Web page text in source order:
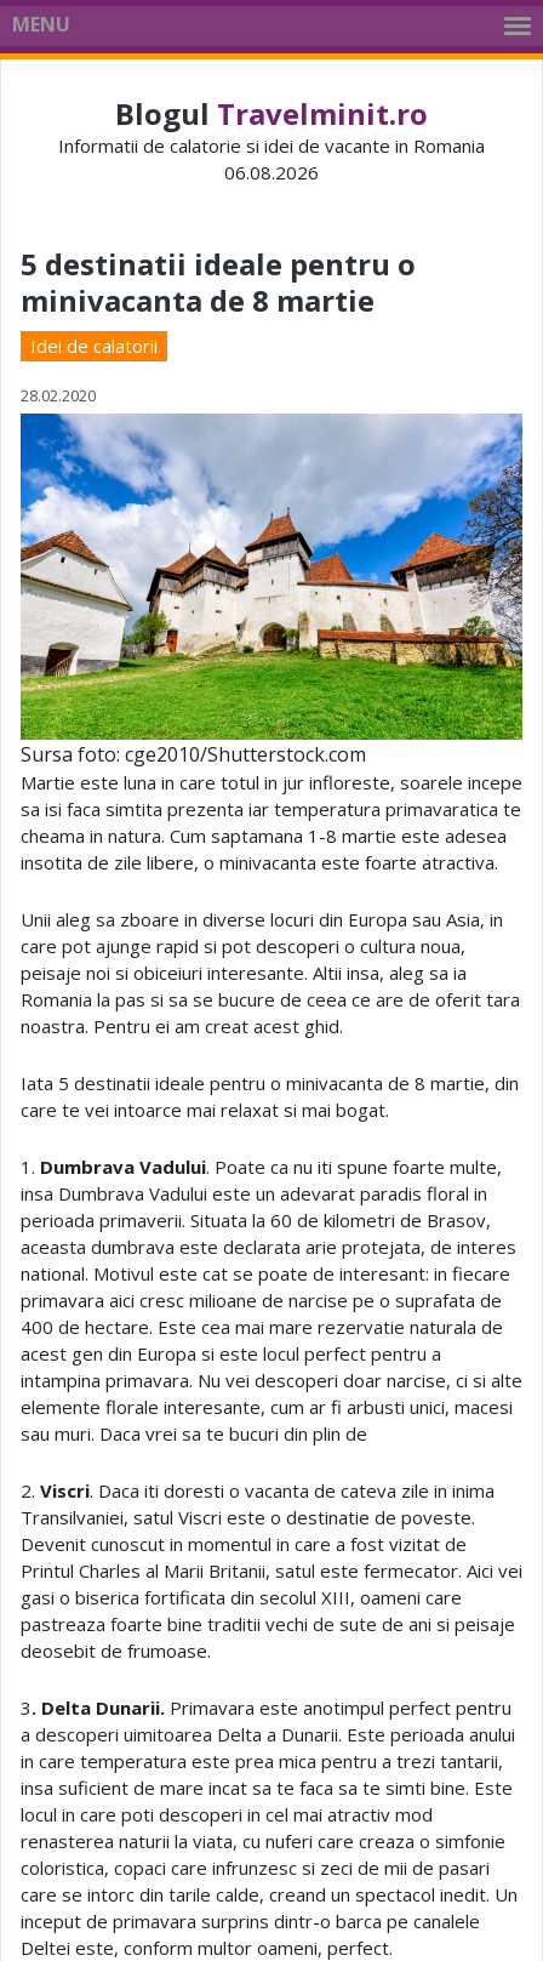
MENU
Blogul Travelminit.ro
Informatii de calatorie si idei de vacante in Romania
06.08.2026
5 destinatii ideale pentru o
minivacanta de 8 martie
Idei de calatorii
28.02.2020
Sursa foto: cge2010/Shutterstock.com
Martie este luna in care totul in jur infloreste, soarele incepe
sa isi faca simtita prezenta iar temperatura primavaratica te
cheama in natura. Cum saptamana 1-8 martie este adesea
insotita de zile libere, o minivacanta este foarte atractiva.
Unii aleg sa zboare in diverse locuri din Europa sau Asia, in
care pot ajunge rapid si pot descoperi o cultura noua,
peisaje noi si obiceiuri interesante. Altii insa, aleg sa ia
Romania la pas si sa se bucure de ceea ce are de oferit tara
noastra. Pentru ei am creat acest ghid.
Iata 5 destinatii ideale pentru o minivacanta de 8 martie, din
care te vei intoarce mai relaxat si mai bogat.
1. Dumbrava Vadului. Poate ca nu iti spune foarte multe,
insa Dumbrava Vadului este un adevarat paradis floral in
perioada primaverii. Situata la 60 de kilometri de Brasov,
aceasta dumbrava este declarata arie protejata, de interes
national. Motivul este cat se poate de interesant: in fiecare
primavara aici cresc milioane de narcise pe o suprafata de
400 de hectare. Este cea mai mare rezervatie naturala de
acest gen din Europa si este locul perfect pentru a
intampina primavara. Nu vei descoperi doar narcise, ci si alte
elemente florale interesante, cum ar fi arbusti unici, macesi
sau muri. Daca vrei sa te bucuri din plin de
2. Viscri. Daca iti doresti o vacanta de cateva zile in inima
Transilvaniei, satul Viscri este o destinatie de poveste.
Devenit cunoscut in momentul in care a fost vizitat de
Printul Charles al Marii Britanii, satul este fermecator. Aici vei
gasi o biserica fortificata din secolul XIII, oameni care
pastreaza foarte bine traditii vechi de sute de ani si peisaje
deosebit de frumoase.
3. Delta Dunarii. Primavara este anotimpul perfect pentru
a descoperi uimitoarea Delta a Dunarii. Este perioada anului
in care temperatura este prea mica pentru a trezi tantarii,
insa suficient de mare incat sa te faca sa te simti bine. Este
locul in care poti descoperi in cel mai atractiv mod
renasterea naturii la viata, cu nuferi care creaza o simfonie
coloristica, copaci care infrunzesc si zeci de mii de pasari
care se intorc din tarile calde, creand un spectacol inedit. Un
inceput de primavara surprins dintr-o barca pe canalele
Deltei este, conform multor oameni, perfect.